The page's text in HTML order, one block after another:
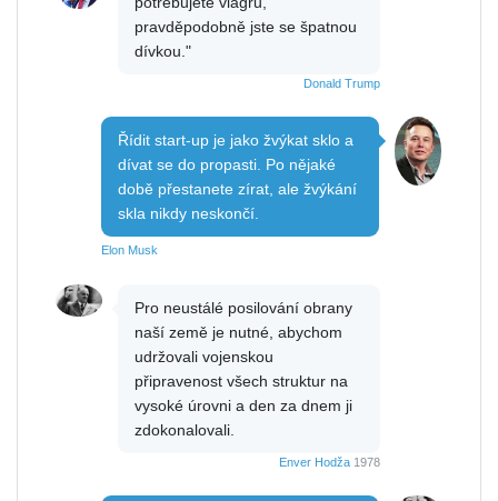
pravděpodobně jste se špatnou
dívkou."
Donald Trump
Řídit start-up je jako žvýkat sklo a
dívat se do propasti. Po nějaké
době přestanete zírat, ale žvýkání
skla nikdy neskončí.
Elon Musk
Pro neustálé posilování obrany
naší země je nutné, abychom
udržovali vojenskou
připravenost všech struktur na
vysoké úrovni a den za dnem ji
zdokonalovali.
Enver Hodža 1978